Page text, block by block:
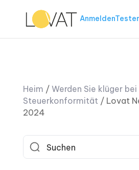
Anmelden
Heim / Werden Sie klüger
Steuerkonformität/ Lovat
2024